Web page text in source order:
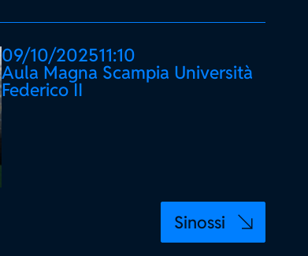
09/10/202511:10
Aula Magna Scampia Università
Federico II
Sinossi